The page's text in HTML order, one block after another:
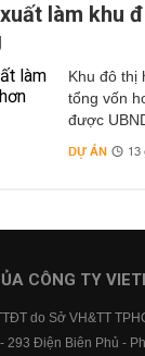
làm khu
Khu đô thị
tổng vốn
được
DỰ ÁN
CÔNG TY
do Sở VH&TT
293 Điện Biên Phủ -